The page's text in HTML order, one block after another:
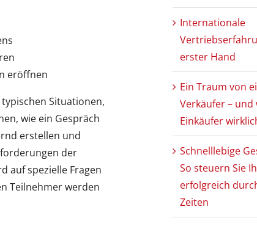
eröffnen
Situationen,
wie ein Gespräch
erstellen und
der
auf spezielle Fragen
Teilnehmer werden
Internationale
erster Hand
Ein Traum von
Verkäufer – und
Einkäufer
Schnelllebige
So steuern Sie
erfolgreich
Zeiten